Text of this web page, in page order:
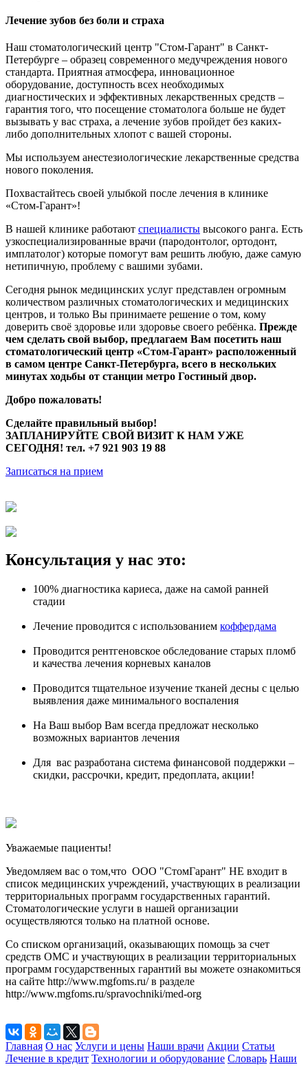
Лечение зубов без боли и страха
Наш стоматологический центр "Стом-Гарант" в Санкт-
Петербурге – образец современного медучреждения нового
стандарта. Приятная атмосфера, инновационное
оборудование, доступность всех необходимых
диагностических и эффективных лекарственных средств –
гарантия того, что посещение стоматолога больше не будет
вызывать у вас страха, а лечение зубов пройдет без каких-
либо дополнительных хлопот с вашей стороны.
Мы используем анестезиологические лекарственные средства
нового поколения.
Похвастайтесь своей улыбкой после лечения в клинике
«Стом-Гарант»!
В нашей клинике работают специалисты высокого ранга. Есть
узкоспециализированные врачи (пародонтолог, ортодонт,
имплатолог) которые помогут вам решить любую, даже самую
нетипичную, проблему с вашими зубами.
Сегодня рынок медицинских услуг представлен огромным
количеством различных стоматологических и медицинских
центров, и только Вы принимаете решение о том, кому
доверить своё здоровье или здоровье своего ребёнка. Прежде
чем сделать свой выбор, предлагаем Вам посетить наш
стоматологический центр «Стом-Гарант» расположенный
в самом центре Санкт-Петербурга, всего в нескольких
минутах ходьбы от станции метро Гостиный двор.
Добро пожаловать!
Сделайте правильный выбор!
ЗАПЛАНИРУЙТЕ СВОЙ ВИЗИТ К НАМ УЖЕ
СЕГОДНЯ! тел. +7 921 903 19 88
Записаться на прием
Консультация у нас это:
100% диагностика кариеса, даже на самой ранней
стадии
Лечение проводится с использованием коффердама
Проводится рентгеновское обследование старых пломб
и качества лечения корневых каналов
Проводится тщательное изучение тканей десны с целью
выявления даже минимального воспаления
На Ваш выбор Вам всегда предложат несколько
возможных вариантов лечения
Для вас разработана система финансовой поддержки –
скидки, рассрочки, кредит, предоплата, акции!
Уважаемые пациенты!
Уведомляем вас о том,что ООО "СтомГарант" НЕ входит в
список медицинских учреждений, участвующих в реализации
территориальных программ государственных гарантий.
Стоматологические услуги в нашей организации
осуществляются только на платной основе.
Со списком организаций, оказывающих помощь за счет
средств ОМС и участвующих в реализации территориальных
программ государственных гарантий вы можете ознакомиться
на сайте http://www.mgfoms.ru/ в разделе
http://www.mgfoms.ru/spravochniki/med-org
Главная О нас Услуги и цены Наши врачи Акции Статьи
Лечение в кредит Технологии и оборудование Словарь Наши